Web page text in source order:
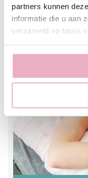
partners kunnen
informatie die u aan
verzameld op basis